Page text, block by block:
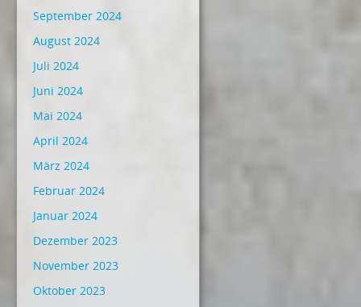
September 2024
August 2024
Juli 2024
Juni 2024
Mai 2024
April 2024
März 2024
Februar 2024
Januar 2024
Dezember 2023
November 2023
Oktober 2023